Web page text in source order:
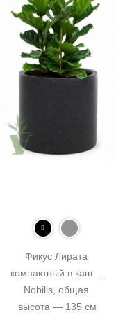
Фикус Лирата
компактный в кашпо
Nobilis, общая
высота — 135 см